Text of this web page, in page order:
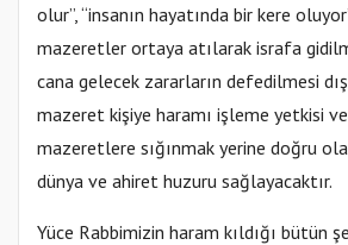
olur”, “insanın hayatında bir kere
mazeretler ortaya atılarak israfa
cana gelecek zararların defedilmesi
mazeret kişiye haramı işleme yetkisi
mazeretlere sığınmak yerine doğru
dünya ve ahiret huzuru sağlayacaktır.
Yüce Rabbimizin haram kıldığı bütün